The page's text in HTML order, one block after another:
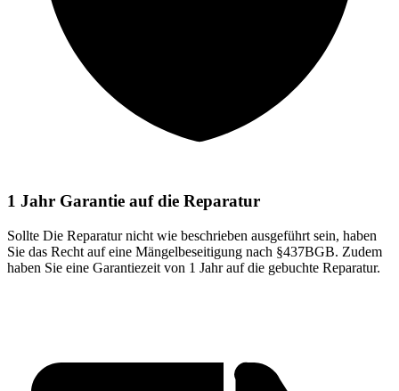
1 Jahr Garantie auf die Reparatur
Sollte Die Reparatur nicht wie beschrieben ausgeführt sein, haben
Sie das Recht auf eine Mängelbeseitigung nach §437BGB. Zudem
haben Sie eine Garantiezeit von 1 Jahr auf die gebuchte Reparatur.